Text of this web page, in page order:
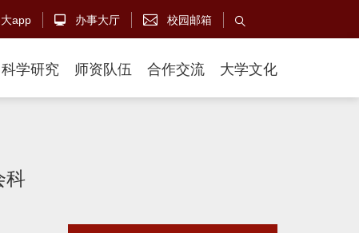
app  办事大厅  校园邮箱 
科学研究 师资队伍 合作交流 大学文化
科